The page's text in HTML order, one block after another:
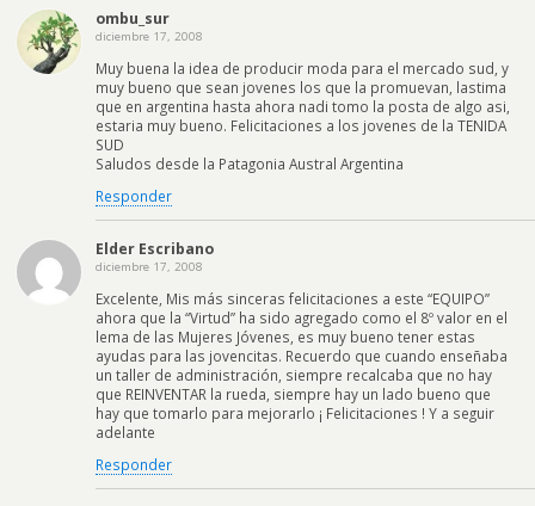
ombu_sur
diciembre 17, 2008
Muy buena la idea de producir moda para el mercado sud, y
muy bueno que sean jovenes los que la promuevan, lastima
que en argentina hasta ahora nadi tomo la posta de algo asi,
estaria muy bueno. Felicitaciones a los jovenes de la TENIDA
SUD
Saludos desde la Patagonia Austral Argentina
Responder
Elder Escribano
diciembre 17, 2008
Excelente, Mis más sinceras felicitaciones a este “EQUIPO”
ahora que la “Virtud” ha sido agregado como el 8º valor en el
lema de las Mujeres Jóvenes, es muy bueno tener estas
ayudas para las jovencitas. Recuerdo que cuando enseñaba
un taller de administración, siempre recalcaba que no hay
que REINVENTAR la rueda, siempre hay un lado bueno que
hay que tomarlo para mejorarlo ¡ Felicitaciones ! Y a seguir
adelante
Responder